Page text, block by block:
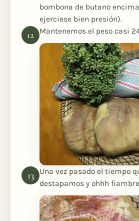
bombona de butano
ejerciese bien presión).
Mantenemos el peso casi
Una vez pasado el tiempo
destapamos y ohhh